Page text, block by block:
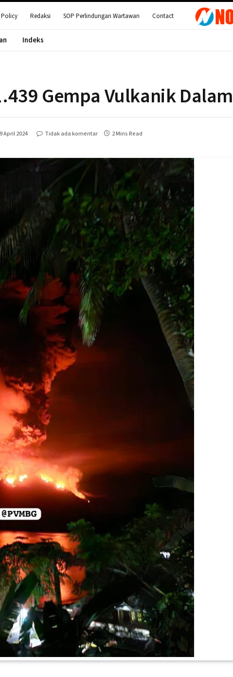
Redaksi SOP Perlindungan Wartawan Contact
Indeks
Gempa Vulkanik Dalam
April 2024 Tidak ada komentar 2 Mins Read